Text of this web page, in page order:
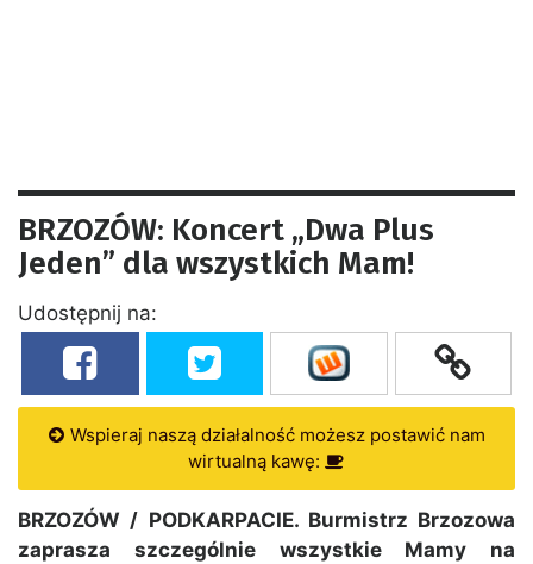
BRZOZÓW: Koncert „Dwa Plus
Jeden” dla wszystkich Mam!
Udostępnij na:
Wspieraj naszą działalność możesz postawić nam
wirtualną kawę:
BRZOZÓW / PODKARPACIE. Burmistrz Brzozowa
zaprasza szczególnie wszystkie Mamy na